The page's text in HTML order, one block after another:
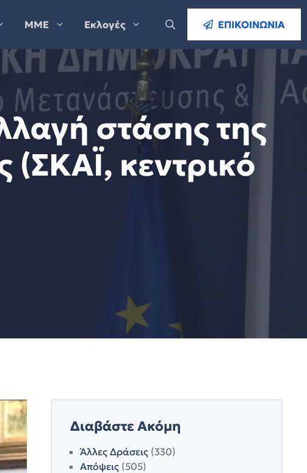
ΜΜΕ Εκλογές ΕΠΙΚΟΙΝΩΝΙΑ
στάσης της
(ΣΚΑΪ, κεντρικό
Διαβάστε Ακόμη
Άλλες Δράσεις(330)
Απόψεις(505)